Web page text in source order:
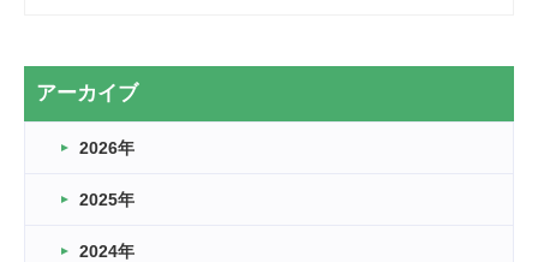
2026.03.20
なぎなた
2026.03.16
車いすバスケとRくんのお話
アーカイブ
2026年
2025年
2024年